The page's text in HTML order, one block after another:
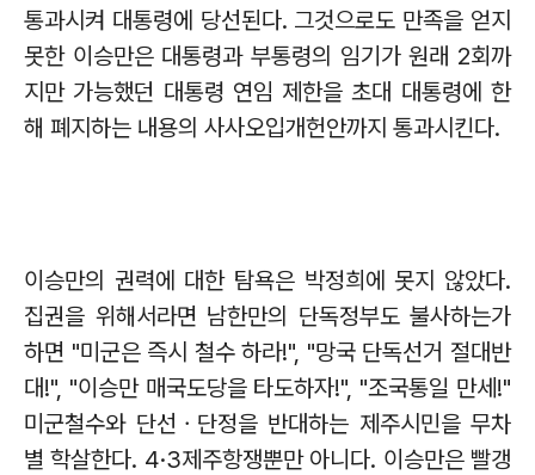
통과시켜 대통령에 당선된다. 그것으로도 만족을 얻지
못한 이승만은 대통령과 부통령의 임기가 원래 2회까
지만 가능했던 대통령 연임 제한을 초대 대통령에 한
해 폐지하는 내용의 사사오입개헌안까지 통과시킨다.
이승만의 권력에 대한 탐욕은 박정희에 못지 않았다.
집권을 위해서라면 남한만의 단독정부도 불사하는가
하면 "미군은 즉시 철수 하라!", "망국 단독선거 절대반
대!", "이승만 매국도당을 타도하자!", "조국통일 만세 !"
미군철수와 단선ㆍ단정을 반대하는 제주시민을 무차
별 학살한다. 4·3제주항쟁뿐만 아니다. 이승만은 빨갱